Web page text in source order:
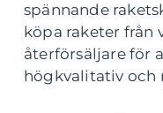
spännande
köpa raketer från
återförsäljare för
högkvalitativ och